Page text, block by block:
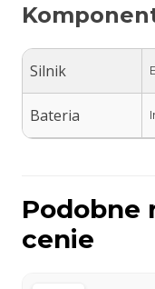
Silnik
Bateria
Podobne
cenie